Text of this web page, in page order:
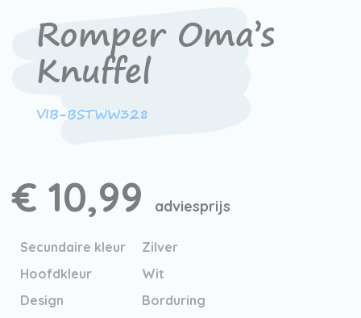
Romper Oma’s
Knuffel
VIB-BSTWW328
€ 10,99 adviesprijs
Secundaire kleur
Zilver
Hoofdkleur
Wit
Design
Borduring